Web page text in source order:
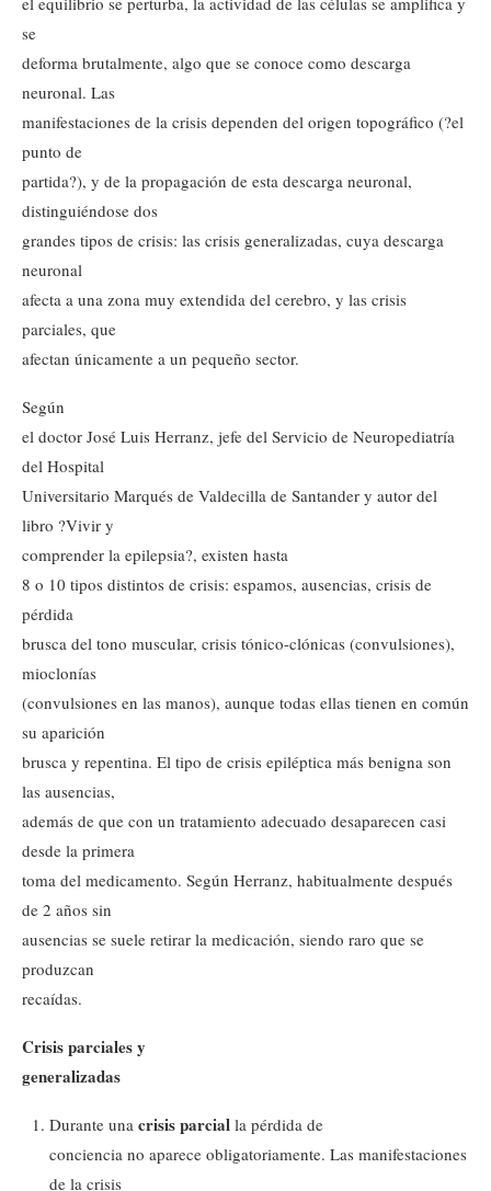
se
deforma brutalmente, algo que se conoce como descarga
neuronal. Las
manifestaciones de la crisis dependen del origen topográfico (?el
punto de
partida?), y de la propagación de esta descarga neuronal,
distinguiéndose dos
grandes tipos de crisis: las crisis generalizadas, cuya descarga
neuronal
afecta a una zona muy extendida del cerebro, y las crisis
parciales, que
afectan únicamente a un pequeño sector.
Según
el doctor José Luis Herranz, jefe del Servicio de Neuropediatría
del Hospital
Universitario Marqués de Valdecilla de Santander y autor del
libro ?Vivir y
comprender la epilepsia?, existen hasta
8 o 10 tipos distintos de crisis: espamos, ausencias, crisis de
pérdida
brusca del tono muscular, crisis tónico-clónicas (convulsiones),
mioclonías
(convulsiones en las manos), aunque todas ellas tienen en común
su aparición
brusca y repentina. El tipo de crisis epiléptica más benigna son
las ausencias,
además de que con un tratamiento adecuado desaparecen casi
desde la primera
toma del medicamento. Según Herranz, habitualmente después
de 2 años sin
ausencias se suele retirar la medicación, siendo raro que se
produzcan
recaídas.
Crisis parciales y
generalizadas
Durante una crisis parcial la pérdida de
conciencia no aparece obligatoriamente. Las manifestaciones
de la crisis